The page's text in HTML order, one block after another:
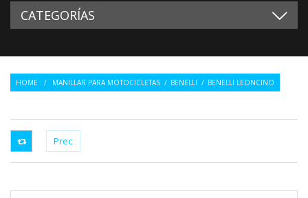
CATEGORÍAS
HOME / MANILLAR PARA MOTOCICLETAS / BENELLI / BENELLI LEONCINO